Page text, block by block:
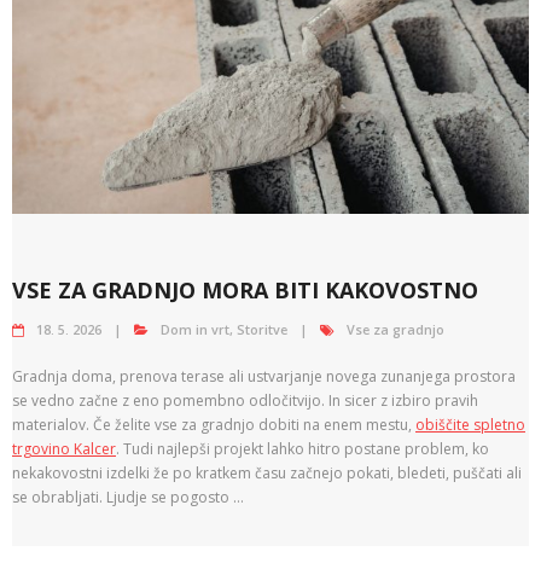
VSE ZA GRADNJO MORA BITI KAKOVOSTNO
18. 5. 2026 Dom in vrt, Storitve Vse za gradnjo
Gradnja doma, prenova terase ali ustvarjanje novega zunanjega prostora
se vedno začne z eno pomembno odločitvijo. In sicer z izbiro pravih
materialov. Če želite vse za gradnjo dobiti na enem mestu, obiščite spletno
trgovino Kalcer. Tudi najlepši projekt lahko hitro postane problem, ko
nekakovostni izdelki že po kratkem času začnejo pokati, bledeti, puščati ali
se obrabljati. Ljudje se pogosto …